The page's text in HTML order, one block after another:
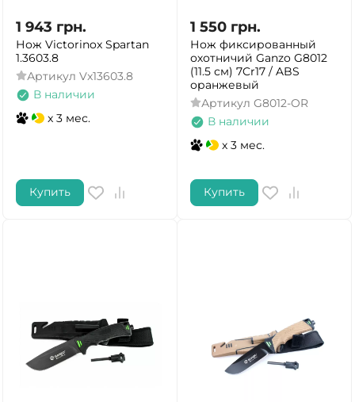
1 943 грн.
Нож Victorinox Spartan
1.3603.8
Артикул Vx13603.8
В наличии
x 3 мес.
Купить
1 550 грн.
Нож фиксированный
охотничий Ganzo G8012
(11.5 см) 7Cr17 / ABS
оранжевый
Артикул G8012-OR
В наличии
x 3 мес.
Купить